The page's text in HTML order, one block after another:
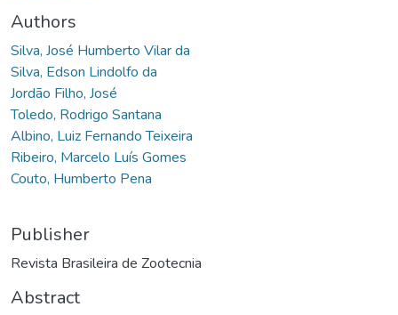
Authors
Silva, José Humberto Vilar da
Silva, Edson Lindolfo da
Jordão Filho, José
Toledo, Rodrigo Santana
Albino, Luiz Fernando Teixeira
Ribeiro, Marcelo Luís Gomes
Couto, Humberto Pena
Publisher
Revista Brasileira de Zootecnia
Abstract